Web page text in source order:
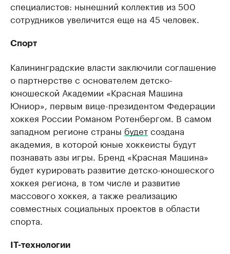
специалистов: нынешний коллектив из 500
сотрудников увеличится еще на 45 человек.
Спорт
Калининградские власти заключили соглашение
о партнерстве с основателем детско-
юношеской Академии «Красная Машина
Юниор», первым вице-президентом Федерации
хоккея России Романом Ротенбергом. В самом
западном регионе страны будетсоздана
академия, в которой юные хоккеисты будут
познавать азы игры. Бренд «Красная Машина»
будет курировать развитие детско-юношеского
хоккея региона, в том числе и развитие
массового хоккея, а также реализацию
совместных социальных проектов в области
спорта.
IT-технологии